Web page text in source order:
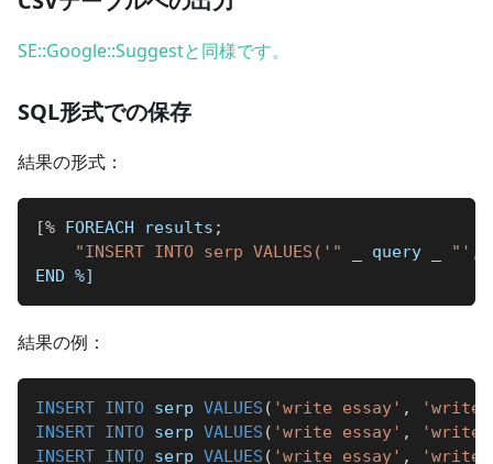
SE::Google::Suggestと同様です。
SQL形式での保存
結果の形式：
[% FOREACH results ;
"INSERT INTO serp VALUES('"
query
"',
END %]
結果の例：
INSERT INTO serp VALUES ( 'write essay' ,
'write
INSERT INTO serp VALUES ( 'write essay' ,
'write
INSERT INTO serp VALUES ( 'write essay' ,
'write